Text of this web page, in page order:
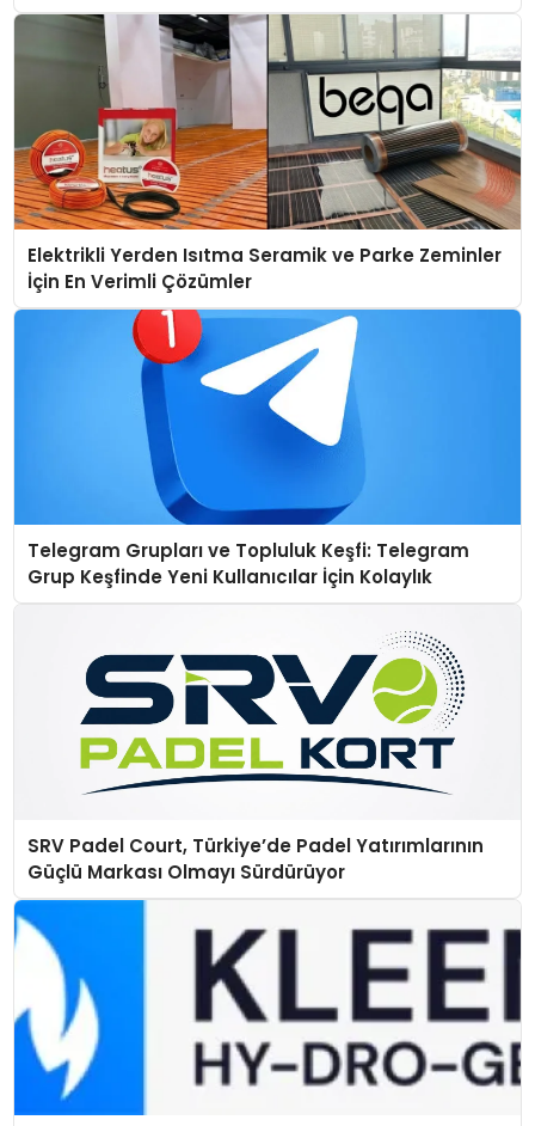
Elektrikli Yerden Isıtma Seramik ve Parke Zeminler
İçin En Verimli Çözümler
Telegram Grupları ve Topluluk Keşfi: Telegram
Grup Keşfinde Yeni Kullanıcılar İçin Kolaylık
SRV Padel Court, Türkiye’de Padel Yatırımlarının
Güçlü Markası Olmayı Sürdürüyor